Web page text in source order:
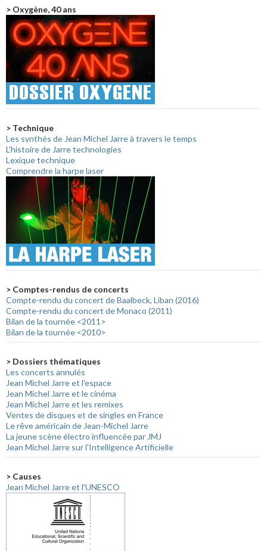
> Oxygène, 40 ans
> Technique
Les synthés de Jean Michel Jarre à travers le temps
L'histoire de Jarre technologies
Lexique technique
Comprendre la harpe laser
> Comptes-rendus de concerts
Compte-rendu du concert de Baalbeck, Liban (2016)
Compte-rendu du concert de Monaco (2011)
Bilan de la tournée <2011>
Bilan de la tournée <2010>
> Dossiers thématiques
Les concerts annulés
Jean Michel Jarre et l'espace
Jean Michel Jarre et le cinéma
Jean Michel Jarre et les remixes
Ventes de disques et de singles en France
Le rêve américain de Jean-Michel Jarre
La jeune scène électro influencée par JMJ
Jean Michel Jarre sur l'Intelligence Artificielle
> Causes
Jean Michel Jarre et l'UNESCO